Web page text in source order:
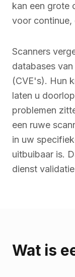
kan een grote
voor continue,
Scanners
databases
(CVE's). Hun
laten u
problemen
een ruwe
in uw
uitbuibaar is.
dienst
Wat is